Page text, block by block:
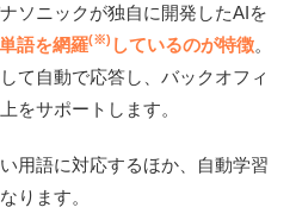
ソニックが独自に開発したAIを
語を網羅(※) しているのが特徴。
て自動で応答し、バックオフィ
をサポートします。
用語に対応するほか、自動学習
ります。